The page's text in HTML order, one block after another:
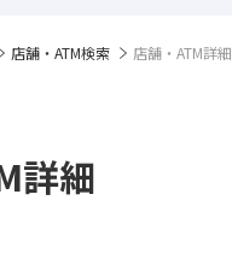
店舗・ATM検索 店舗・ATM詳細
詳細